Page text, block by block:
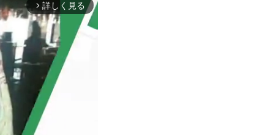
#森岡毅 #城彰二
arrow_forward_ios 詳しく見る